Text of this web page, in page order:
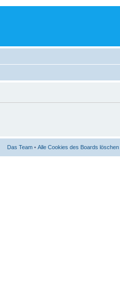
Das Team • Alle Cookies des Boards löschen